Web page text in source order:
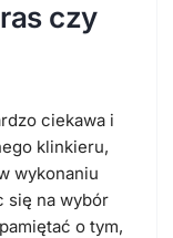
czy
ciekawa i
klinkieru,
wykonaniu
się na wybór
o tym,